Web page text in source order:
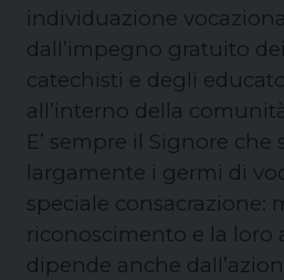
individuazione
dall’impegno gratuito
catechisti e degli
all’interno della
E’ sempre il Signore che
largamente i germi di
speciale consacrazione:
riconoscimento e la loro
dipende anche